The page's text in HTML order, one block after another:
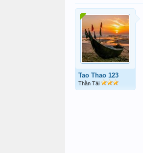
Tao Thao 123
Thần Tài